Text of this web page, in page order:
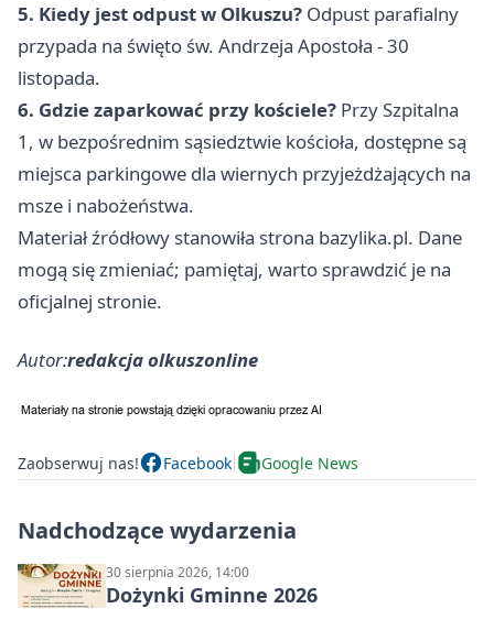
5. Kiedy jest odpust w Olkuszu? Odpust parafialny
przypada na święto św. Andrzeja Apostoła - 30
listopada.
6. Gdzie zaparkować przy kościele? Przy Szpitalna
1, w bezpośrednim sąsiedztwie kościoła, dostępne są
miejsca parkingowe dla wiernych przyjeżdżających na
msze i nabożeństwa.
Materiał źródłowy stanowiła strona bazylika.pl. Dane
mogą się zmieniać; pamiętaj, warto sprawdzić je na
oficjalnej stronie.
Autor:redakcja olkuszonline
Zaobserwuj nas! Facebook Google News
Nadchodzące wydarzenia
30 sierpnia 2026, 14:00
Dożynki Gminne 2026